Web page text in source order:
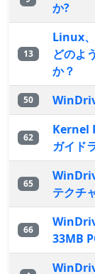
か?
13
Linux
どのよ
か？
50
62
Kernel
ガイド
65
テクチ
66
33MB